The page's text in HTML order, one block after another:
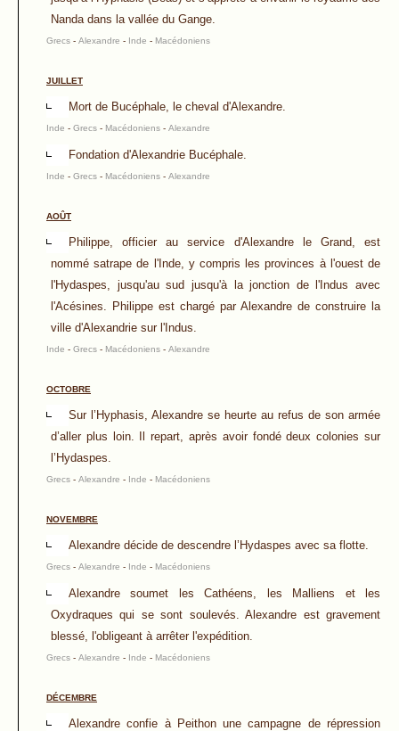
Nanda dans la vallée du Gange.
Grecs - Alexandre - Inde - Macédoniens
JUILLET
Mort de Bucéphale, le cheval d'Alexandre.
Inde - Grecs - Macédoniens - Alexandre
Fondation d'Alexandrie Bucéphale.
Inde - Grecs - Macédoniens - Alexandre
AOÛT
Philippe, officier au service d'Alexandre le Grand, est
nommé satrape de l'Inde, y compris les provinces à l'ouest de
l'Hydaspes, jusqu'au sud jusqu'à la jonction de l'Indus avec
l'Acésines. Philippe est chargé par Alexandre de construire la
ville d'Alexandrie sur l'Indus.
Inde - Grecs - Macédoniens - Alexandre
OCTOBRE
Sur l’Hyphasis, Alexandre se heurte au refus de son armée
d’aller plus loin. Il repart, après avoir fondé deux colonies sur
l’Hydaspes.
Grecs - Alexandre - Inde - Macédoniens
NOVEMBRE
Alexandre décide de descendre l’Hydaspes avec sa flotte.
Grecs - Alexandre - Inde - Macédoniens
Alexandre soumet les Cathéens, les Malliens et les
Oxydraques qui se sont soulevés. Alexandre est gravement
blessé, l'obligeant à arrêter l'expédition.
Grecs - Alexandre - Inde - Macédoniens
DÉCEMBRE
Alexandre confie à Peithon une campagne de répression